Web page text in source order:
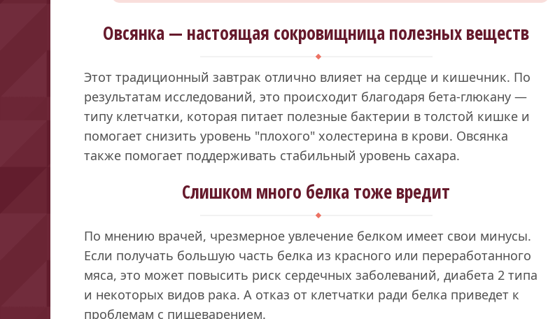
Овсянка — настоящая сокровищница полезных веществ
Этот традиционный завтрак отлично влияет на сердце и кишечник. По
результатам исследований, это происходит благодаря бета-глюкану —
типу клетчатки, которая питает полезные бактерии в толстой кишке и
помогает снизить уровень "плохого" холестерина в крови. Овсянка
также помогает поддерживать стабильный уровень сахара.
Слишком много белка тоже вредит
По мнению врачей, чрезмерное увлечение белком имеет свои минусы.
Если получать большую часть белка из красного или переработанного
мяса, это может повысить риск сердечных заболеваний, диабета 2 типа
и некоторых видов рака. А отказ от клетчатки ради белка приведет к
проблемам с пищеварением.